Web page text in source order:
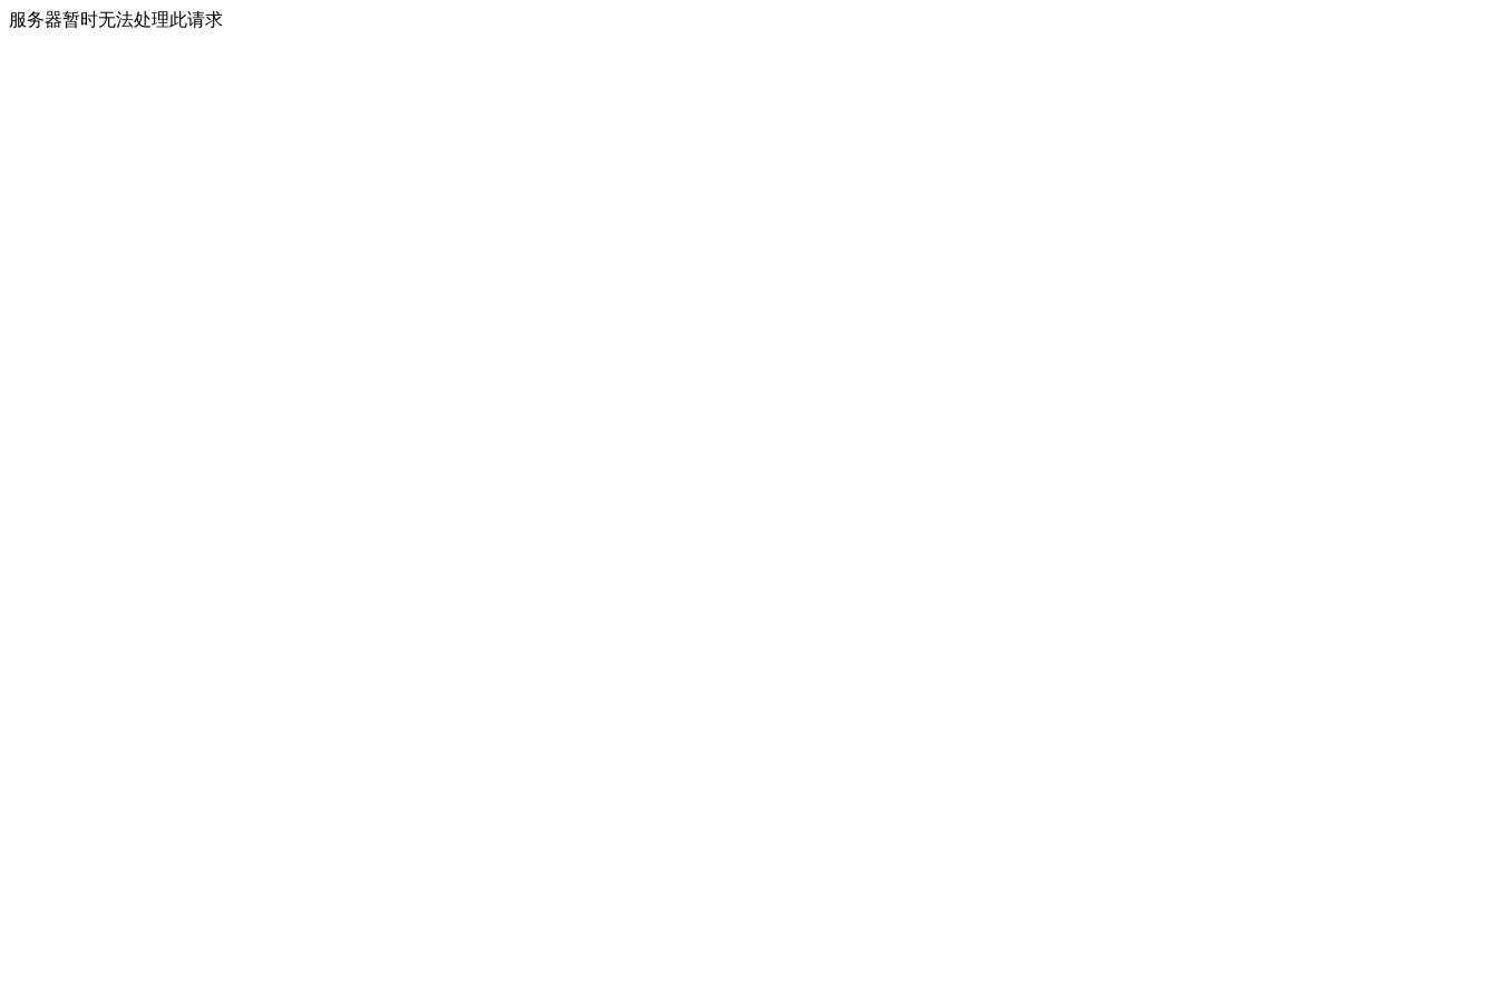
服务器暂时无法处理此请求